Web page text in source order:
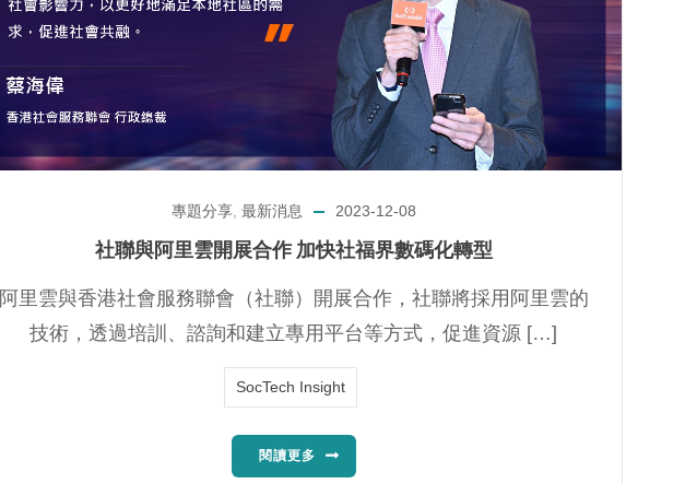
專題分享, 最新消息 2023-12-08
社聯與阿里雲開展合作 加快社福界數碼化轉型
阿里雲與香港社會服務聯會（社聯）開展合作，社聯將採用阿里雲的
技術，透過培訓、諮詢和建立專用平台等方式，促進資源 […]
SocTech Insight
閱讀更多